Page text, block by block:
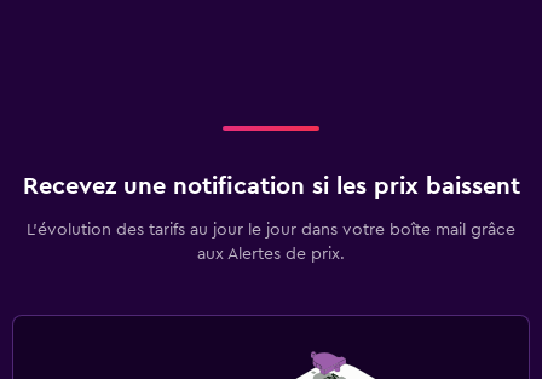
Recevez une notification si les prix baissent
L’évolution des tarifs au jour le jour dans votre boîte mail grâce
aux Alertes de prix.